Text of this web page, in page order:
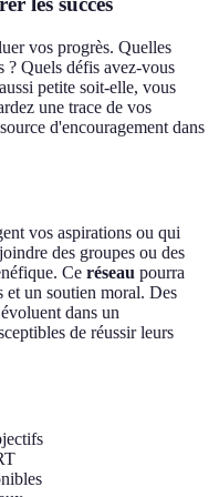
vos progrès. Quelles
? Quels défis avez-vous
petite soit-elle, vous
une trace de vos
d'encouragement dans
vos aspirations ou qui
des groupes ou des
Ce réseau pourra
et un soutien moral. Des
dans un
de réussir leurs